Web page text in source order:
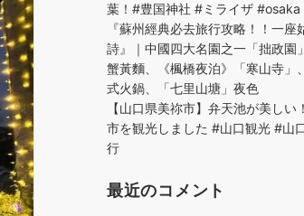
葉！#豊国神社 #ミライザ
『蘇州經典必去旅行攻略！！一座
詩』｜中國四大名園之一「拙政園
蟹黃麵、《楓橋夜泊》「寒山寺」
式火鍋、「七里山塘」夜色
【山口県美祢市】弁天池が美し
市を観光しました #山口観光 #山
行
最近のコメント